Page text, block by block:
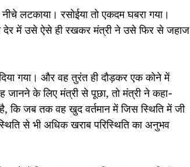
लटकाया। रसोईया तो एकदम घबरा गया।
में उसे ऐसे ही रखकर मंत्री ने उसे फिर से जहाज
गया। और वह तुरंत ही दौड़कर एक कोने में
के लिए मंत्री से पूछा, तो मंत्री ने कहा-
कि जब तक वह खुद वर्तमान में जिस स्थिति में जी
से भी अधिक खराब परिस्थिति का अनुभव